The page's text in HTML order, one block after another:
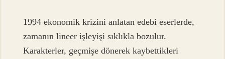
1994 ekonomik krizini anlatan edebi eserlerde,
zamanın lineer işleyişi sıklıkla bozulur.
Karakterler, geçmişe dönerek kaybettikleri